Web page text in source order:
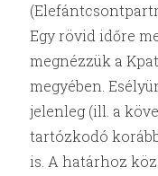
Egy rövid időre
megnézzük a
megyében.
jelenleg (ill. a
tartózkodó
is. A határhoz